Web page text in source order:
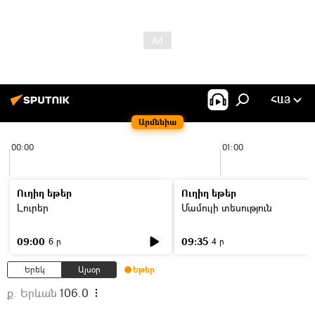
Արմենիա
ՀԱՅ
00:00 01:00
Ուղիղ եթեր
Լուրեր
09:00 6 ր
Ուղիղ եթեր
Մամուլի տեսություն
09:35 4 ր
Երեկ Այսօր Եթեր
ք. Երևան 106.0